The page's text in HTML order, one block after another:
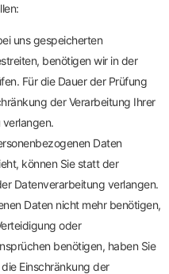
uns gespeicherten
benötigen wir in der
Für die Dauer der Prüfung
der Verarbeitung Ihrer
Daten
können Sie statt der
Datenverarbeitung verlangen.
Daten nicht mehr benötigen,
oder
benötigen, haben Sie
Einschränkung der